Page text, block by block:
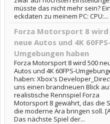
müsste das nicht mehr sein?
eckdaten zu meinem PC: CPU:...
Forza Motorsport 8 wird
neue Autos und 4K 60FPS-
Umgebungen haben
Forza Motorsport 8 wird 500
Autos und 4K 60FPS-
haben: Xbox's
uns einen brandneuen Blick
realistische Rennspiel Forza
Motorsport 8 gewährt, das die
die moderne Ära bringen soll.
Das nächste Spiel der...